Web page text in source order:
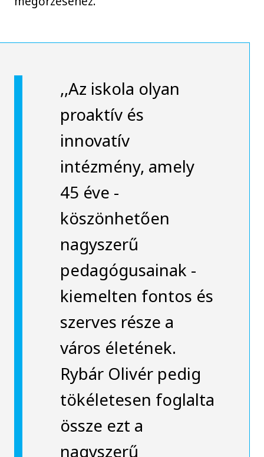
,,Az iskola olyan
proaktív és
innovatív
intézmény, amely
45 éve -
köszönhetően
nagyszerű
pedagógusainak -
kiemelten fontos és
szerves része a
város életének.
Rybár Olivér pedig
tökéletesen foglalta
össze ezt a
nagyszerű